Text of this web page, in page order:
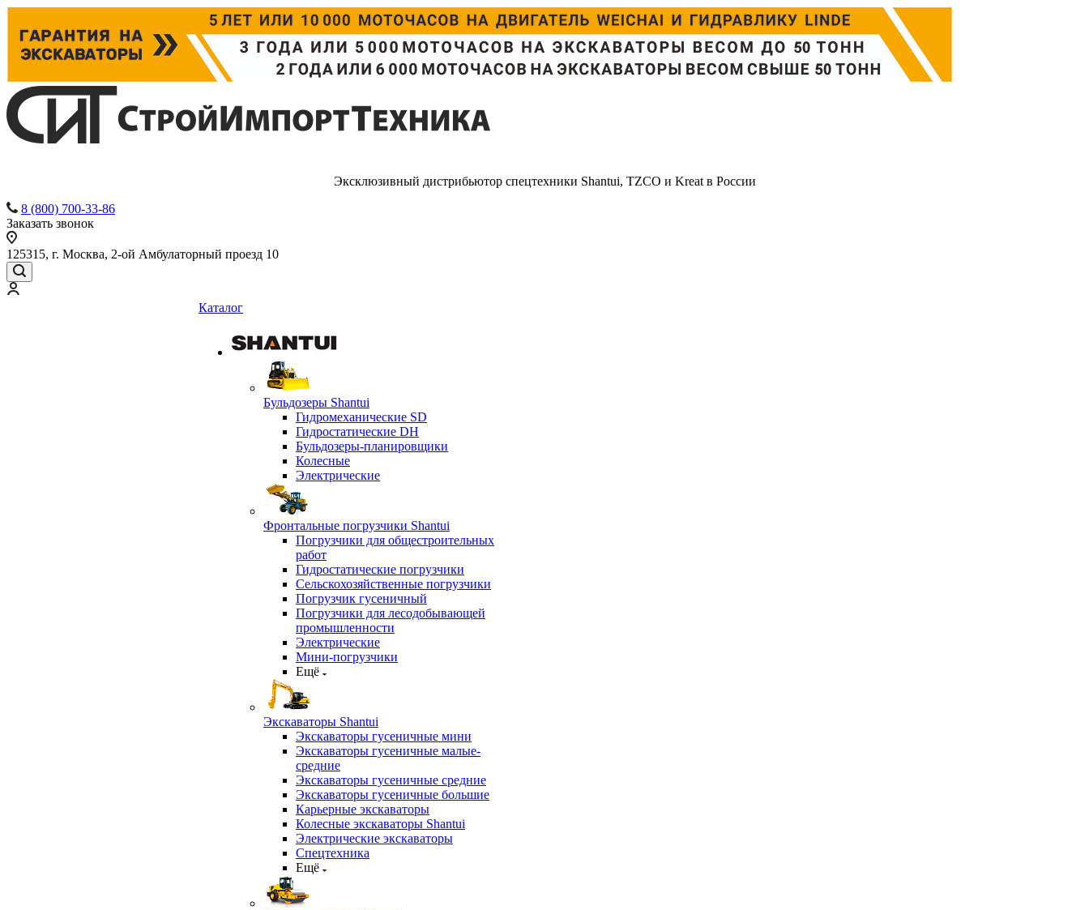
Эксклюзивный дистрибьютор спецтехники Shantui, TZCO и Kreat в России
8 (800) 700-33-86
Заказать звонок
125315, г. Москва, 2-ой Амбулаторный проезд 10
Каталог
Бульдозеры Shantui
Гидромеханические SD
Гидростатические DH
Бульдозеры-планировщики
Колесные
Электрические
Фронтальные погрузчики Shantui
Погрузчики для общестроительных
работ
Гидростатические погрузчики
Сельскохозяйственные погрузчики
Погрузчик гусеничный
Погрузчики для лесодобывающей
промышленности
Электрические
Мини-погрузчики
Ещё
Экскаваторы Shantui
Экскаваторы гусеничные мини
Экскаваторы гусеничные малые-
средние
Экскаваторы гусеничные средние
Экскаваторы гусеничные большие
Карьерные экскаваторы
Колесные экскаваторы Shantui
Электрические экскаваторы
Спецтехника
Ещё